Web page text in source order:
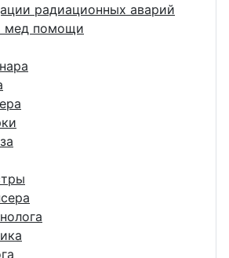
радиационных аварий
мед помощи